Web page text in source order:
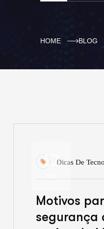
HOME BLOG
12Dicas De
Motivos
segurança